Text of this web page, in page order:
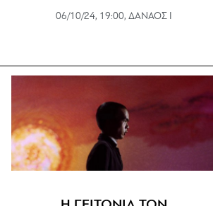
06/10/24, 19:00, ΔΑΝΑΟΣ Ι